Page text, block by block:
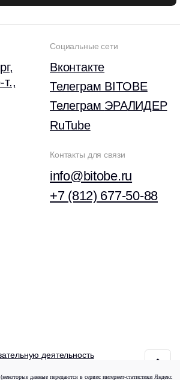
(некоторые данные передаются в сервис интернет-статистики Яндекс